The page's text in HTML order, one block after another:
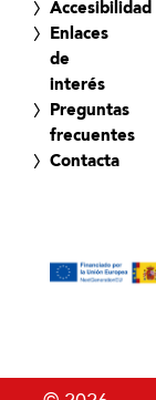
Accesibilidad
Enlaces
de
interés
Preguntas
frecuentes
Contacta